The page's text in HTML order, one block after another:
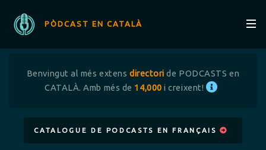
PÒDCAST EN CATALÀ
Benvingut al més extens directori de PODCASTS en
CATALÀ. Amb més de 14,000 i creixent!
CATALOGUE DE PODCASTS EN FRANÇAIS